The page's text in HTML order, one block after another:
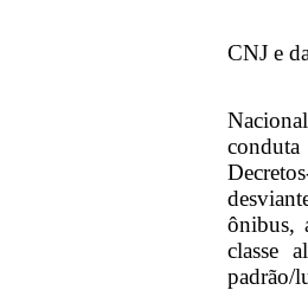
CNJ e
ônibus,
classe
padrão/